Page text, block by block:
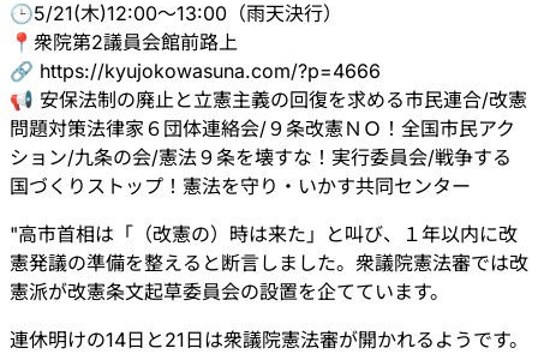
🕒5/21(木)12:00～13:00（雨天決行）
📍衆院第2議員会館前路上
🔗 https://kyujokowasuna.com/?p=4666
📢 安保法制の廃止と立憲主義の回復を求める市民連合/改憲
問題対策法律家６団体連絡会/９条改憲ＮＯ！全国市民アク
ション/九条の会/憲法９条を壊すな！実行委員会/戦争する
国づくりストップ！憲法を守り・いかす共同センター
"高市首相は「（改憲の）時は来た」と叫び、１年以内に改
憲発議の準備を整えると断言しました。衆議院憲法審では改
憲派が改憲条文起草委員会の設置を企てています。
連休明けの14日と21日は衆議院憲法審が開かれるようです。